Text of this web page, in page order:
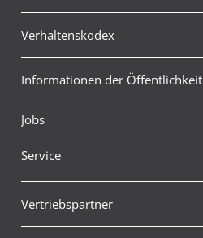
Verhaltenskodex
Informationen der Öffentlichkeit
Jobs
Service
Vertriebspartner